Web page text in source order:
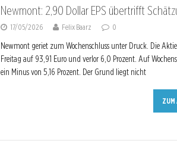
Newmont: 2,90 Dollar EPS übertrifft
17/05/2026 Felix Baarz 0
Newmont geriet zum Wochenschluss unter Druck. Die
Freitag auf 93,91 Euro und verlor 6,0 Prozent. Auf
ein Minus von 5,16 Prozent. Der Grund liegt nicht
ZUM